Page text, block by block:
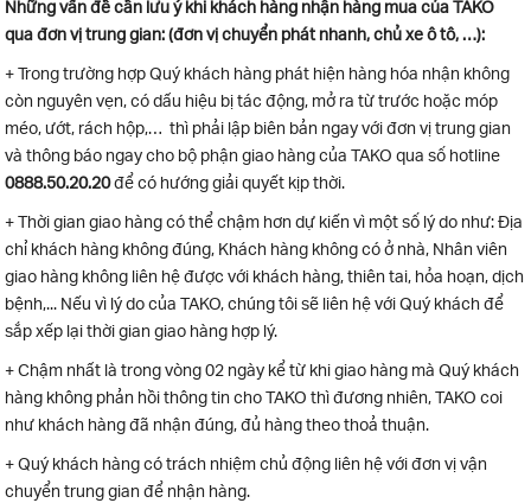
Những vấn đề cần lưu ý khi khách hàng nhận hàng mua của TAKO
qua đơn vị trung gian: (đơn vị chuyển phát nhanh, chủ xe ô tô, …):
+ Trong trường hợp Quý khách hàng phát hiện hàng hóa nhận không
còn nguyên vẹn, có dấu hiệu bị tác động, mở ra từ trước hoặc móp
méo, ướt, rách hộp,… thì phải lập biên bản ngay với đơn vị trung gian
và thông báo ngay cho bộ phận giao hàng của TAKO qua số hotline
0888.50.20.20để có hướng giải quyết kịp thời.
+ Thời gian giao hàng có thể chậm hơn dự kiến vì một số lý do như: Địa
chỉ khách hàng không đúng, Khách hàng không có ở nhà, Nhân viên
giao hàng không liên hệ được với khách hàng, thiên tai, hỏa hoạn, dịch
bệnh,... Nếu vì lý do của TAKO, chúng tôi sẽ liên hệ với Quý khách để
sắp xếp lại thời gian giao hàng hợp lý.
+ Chậm nhất là trong vòng 02 ngày kể từ khi giao hàng mà Quý khách
hàng không phản hồi thông tin cho TAKO thì đương nhiên, TAKO coi
như khách hàng đã nhận đúng, đủ hàng theo thoả thuận.
+ Quý khách hàng có trách nhiệm chủ động liên hệ với đơn vị vận
chuyển trung gian để nhận hàng.